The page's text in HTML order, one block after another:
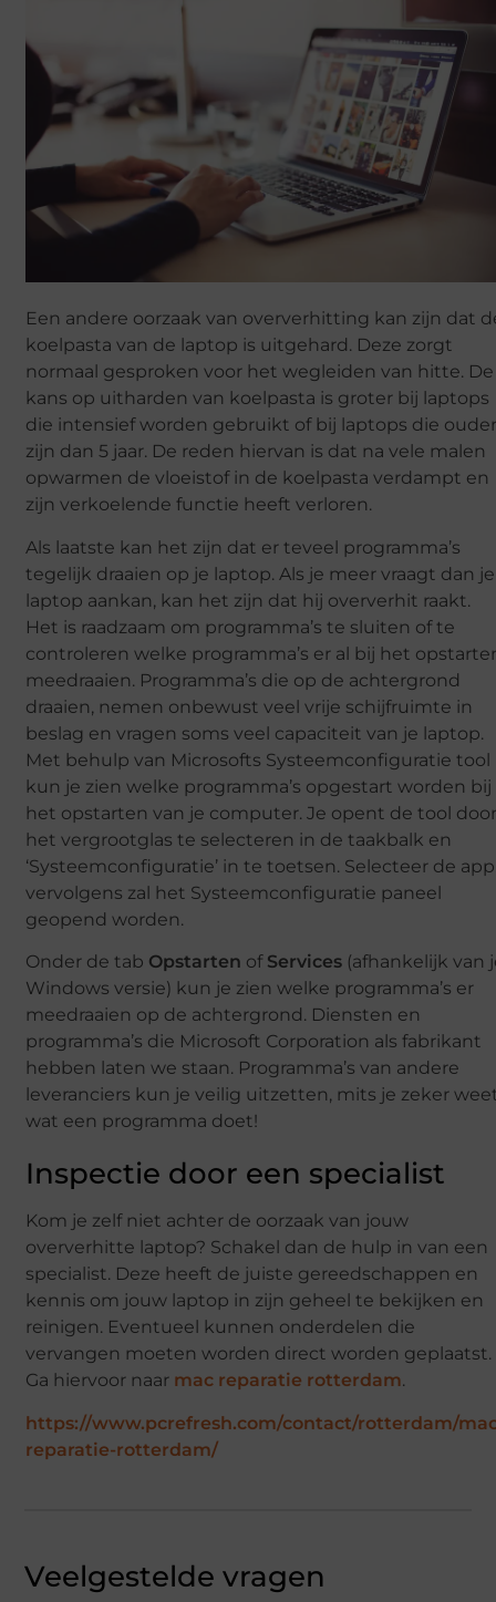
Een andere oorzaak van oververhitting kan zijn dat
koelpasta van de laptop is uitgehard. Deze zorgt
normaal gesproken voor het wegleiden van hitte. De
kans op uitharden van koelpasta is groter bij laptops
die intensief worden gebruikt of bij laptops die
zijn dan 5 jaar. De reden hiervan is dat na vele malen
opwarmen de vloeistof in de koelpasta verdampt en
zijn verkoelende functie heeft verloren.
Als laatste kan het zijn dat er teveel programma’s
tegelijk draaien op je laptop. Als je meer vraagt dan je
laptop aankan, kan het zijn dat hij oververhit raakt.
Het is raadzaam om programma’s te sluiten of te
controleren welke programma’s er al bij het
meedraaien. Programma’s die op de achtergrond
draaien, nemen onbewust veel vrije schijfruimte in
beslag en vragen soms veel capaciteit van je laptop.
Met behulp van Microsofts Systeemconfiguratie tool
kun je zien welke programma’s opgestart worden bij
het opstarten van je computer. Je opent de tool
het vergrootglas te selecteren in de taakbalk en
‘Systeemconfiguratie’ in te toetsen. Selecteer de
vervolgens zal het Systeemconfiguratie paneel
geopend worden.
Onder de tab Opstarten of Services (afhankelijk van
Windows versie) kun je zien welke programma’s er
meedraaien op de achtergrond. Diensten en
programma’s die Microsoft Corporation als fabrikant
hebben laten we staan. Programma’s van andere
leveranciers kun je veilig uitzetten, mits je zeker
wat een programma doet!
Inspectie door een specialist
Kom je zelf niet achter de oorzaak van jouw
oververhitte laptop? Schakel dan de hulp in van een
specialist. Deze heeft de juiste gereedschappen en
kennis om jouw laptop in zijn geheel te bekijken en
reinigen. Eventueel kunnen onderdelen die
vervangen moeten worden direct worden geplaatst.
Ga hiervoor naar mac reparatie rotterdam.
https://www.pcrefresh.com/contact/rotterdam/
reparatie-rotterdam/
Veelgestelde vragen